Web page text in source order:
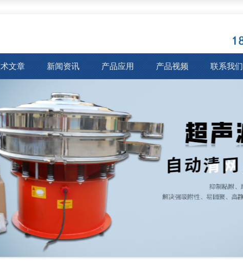
文章 新闻资讯 产品应用 产品视频 联系我们